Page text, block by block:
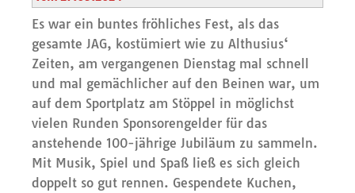
Es war ein buntes fröhliches Fest, als das
gesamte JAG, kostümiert wie zu Althusius‘
Zeiten, am vergangenen Dienstag mal schnell
und mal gemächlicher auf den Beinen war, um
auf dem Sportplatz am Stöppel in möglichst
vielen Runden Sponsorengelder für das
anstehende 100-jährige Jubiläum zu sammeln.
Mit Musik, Spiel und Spaß ließ es sich gleich
doppelt so gut rennen. Gespendete Kuchen,